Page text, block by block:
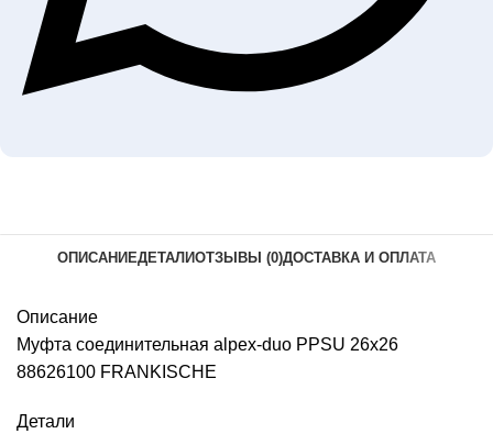
ОПИСАНИЕДЕТАЛИОТЗЫВЫ (0)ДОСТАВКА И ОПЛАТА
Описание
Муфта соединительная alpex-duo PPSU 26х26
88626100 FRANKISCHE
Детали